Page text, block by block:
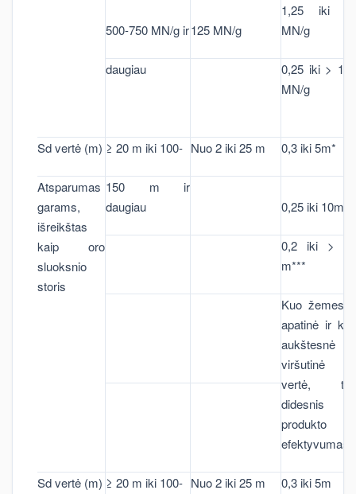
500-750 MN/g ir125 MN/g
1,25 iki 50
MN/g
daugiau
0,25 iki > 150
MN/g
Sd vertė (m) ≥ 20 m iki 100- Nuo 2 iki 25 m 0,3 iki 5m*
Atsparumas
garams,
išreikštas
kaip oro
sluoksnio
storis
150 m ir
daugiau
0,25 iki 10m**
0,2 iki > 30
m***
Kuo žemesnė
apatinė ir kuo
aukštesnė
viršutinė
vertė, tuo
didesnis
produkto
efektyvumas
Sd vertė (m) ≥ 20 m iki 100- Nuo 2 iki 25 m 0,3 iki 5m